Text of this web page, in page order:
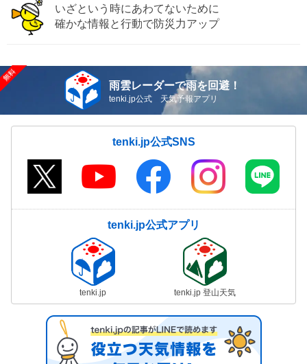
いざという時にあわてないために
確かな情報と行動で防災力アップ
雨雲レーダーで雨を回避！
tenki.jp公式 天気予報アプリ
tenki.jp公式SNS
tenki.jp公式アプリ
tenki.jp tenki.jp 登山天気